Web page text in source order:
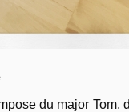
du major